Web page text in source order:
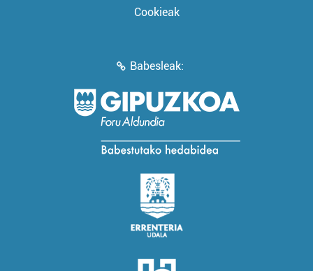
Cookieak
Babesleak: